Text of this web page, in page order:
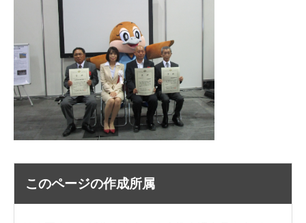
このページの作成所属